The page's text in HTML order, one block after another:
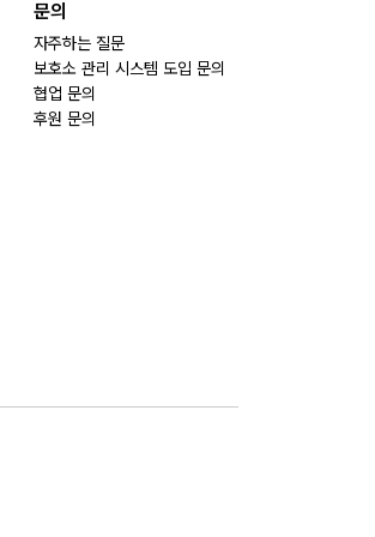
문의
자주하는 질문
보호소 관리 시스템 도입 문의
협업 문의
후원 문의